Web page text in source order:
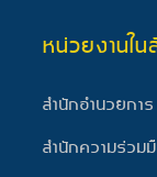
หน่วยงานใ
สำนักอำนวยการ
สำนักความร่วม